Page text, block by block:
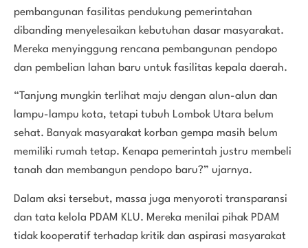
pembangunan fasilitas pendukung pemerintahan
dibanding menyelesaikan kebutuhan dasar masyarakat.
Mereka menyinggung rencana pembangunan pendopo
dan pembelian lahan baru untuk fasilitas kepala daerah.
“Tanjung mungkin terlihat maju dengan alun-alun dan
lampu-lampu kota, tetapi tubuh Lombok Utara belum
sehat. Banyak masyarakat korban gempa masih belum
memiliki rumah tetap. Kenapa pemerintah justru membeli
tanah dan membangun pendopo baru?” ujarnya.
Dalam aksi tersebut, massa juga menyoroti transparansi
dan tata kelola PDAM KLU. Mereka menilai pihak PDAM
tidak kooperatif terhadap kritik dan aspirasi masyarakat